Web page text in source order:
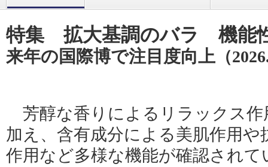
特集 拡大基調のバラ 機能
来年の国際博で注目度向上 （
芳醇な香りによるリラックス作
加え、含有成分による美肌作用や
作用など多様な機能が確認され